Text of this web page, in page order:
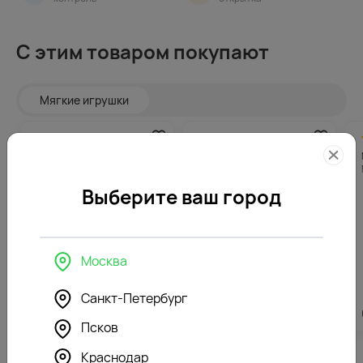
С этим товаром покупают
Мягкие игрушки
4.3
296
5912
4.8
296
Выберите ваш город
Москва
Санкт-Петербург
Псков
Краснодар